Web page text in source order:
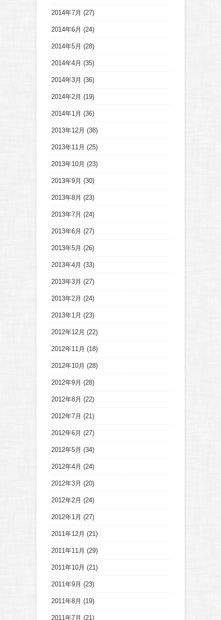
2014年7月 (27)
2014年6月 (24)
2014年5月 (28)
2014年4月 (35)
2014年3月 (36)
2014年2月 (19)
2014年1月 (36)
2013年12月 (38)
2013年11月 (25)
2013年10月 (23)
2013年9月 (30)
2013年8月 (23)
2013年7月 (24)
2013年6月 (27)
2013年5月 (26)
2013年4月 (33)
2013年3月 (27)
2013年2月 (24)
2013年1月 (23)
2012年12月 (22)
2012年11月 (18)
2012年10月 (28)
2012年9月 (28)
2012年8月 (22)
2012年7月 (21)
2012年6月 (27)
2012年5月 (34)
2012年4月 (24)
2012年3月 (20)
2012年2月 (24)
2012年1月 (27)
2011年12月 (21)
2011年11月 (29)
2011年10月 (21)
2011年9月 (23)
2011年8月 (19)
2011年7月 (21)